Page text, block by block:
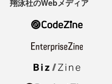
翔泳社のWebメディア